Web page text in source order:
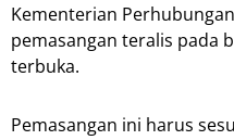
Kementerian
pemasangan teralis pada
terbuka.
Pemasangan ini harus